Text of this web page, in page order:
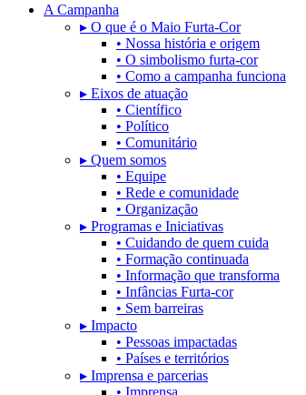
A Campanha
▸ O que é o Maio Furta-Cor
• Nossa história e origem
• O simbolismo furta-cor
• Como a campanha funciona
▸ Eixos de atuação
• Científico
• Político
• Comunitário
▸ Quem somos
• Equipe
• Rede e comunidade
• Organização
▸ Programas e Iniciativas
• Cuidando de quem cuida
• Formação continuada
• Informação que transforma
• Infâncias Furta-cor
• Sem barreiras
▸ Impacto
• Pessoas impactadas
• Países e territórios
▸ Imprensa e parcerias
• Imprensa